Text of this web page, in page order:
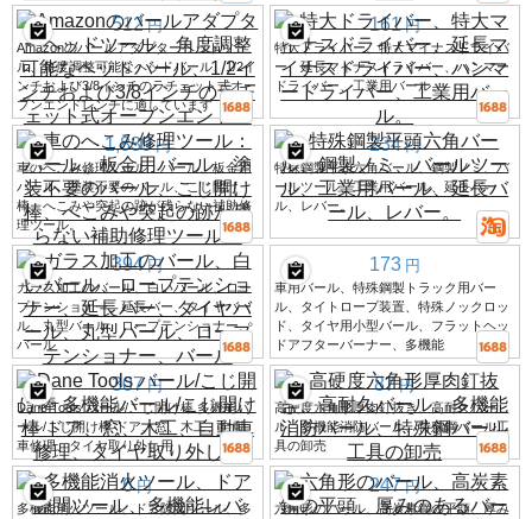
512 円
Amazonのバールアダプターヘッドツー
ル、角度調整可能なヘッドバール、1/2イ
ンチおよび3/8インチのラチェット式オー
プンエンドレンチに適しています
161 円
特大ドライバー、特大マイナスドライバ
ー、延長マイナスドライバー、ハンマー
ドライバー、工業用バール。
1,839 円
車のへこみ修理ツール：バール、板金用
バール、塗装不要のバール、こじ開け
棒、へこみや突起の跡が残らない補助修
理ツール。
234 円
特殊鋼製平頭六角バール、鋼製ノミ、バ
ールツール、工業用バール、延長バー
ル、レバー。
394 円
ガラス加工のバール、白いバール、ロー
プテンショナー、延長バー、タイヤバー
ル、丸型バール、ロープテンショナー、
バール
173 円
車用バール、特殊鋼製トラック用バー
ル、タイトロープ装置、特殊ノックロッ
ド、タイヤ用小型バール、フラットヘッ
ドアフターバーナー、多機能
307 円
Dane Tools バール/こじ開け棒 多機能バ
ール/こじ開け棒 ドア、窓、木工、自動
車修理、タイヤ取り外し用
87 円
高硬度六角形厚肉釘抜き、高耐久バー
ル、多機能消防バール、特殊鋼バール工
具の卸売
6 円
多機能消火ツール、ドア隙間ツール、多
247 円
六角形のバール、高炭素鋼の平頭、厚み